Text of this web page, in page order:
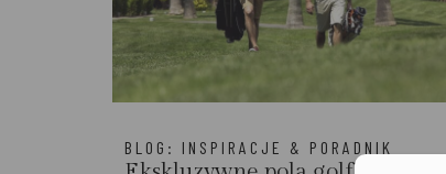
BLOG: INSPIRACJE & PORADNIK